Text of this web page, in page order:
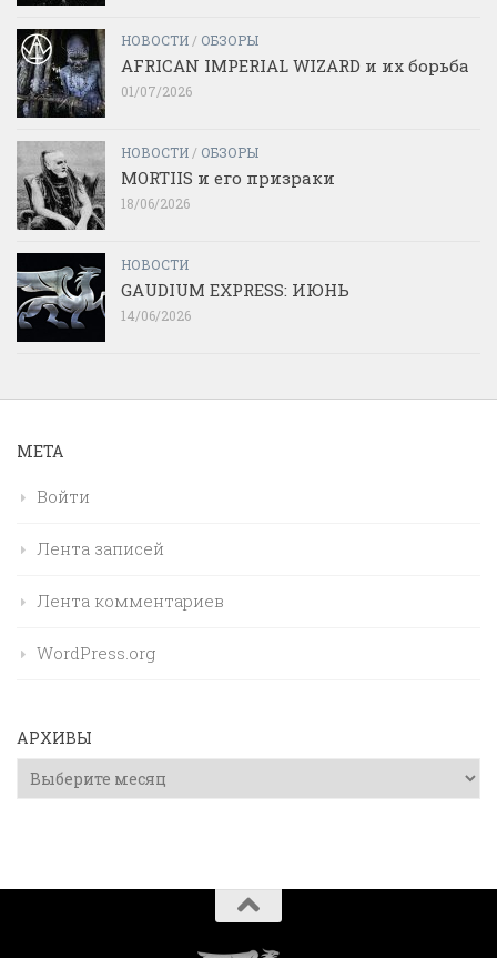
НОВОСТИ / ОБЗОРЫ
AFRICAN IMPERIAL WIZARD и их борьба
01/07/2026
НОВОСТИ / ОБЗОРЫ
MORTIIS и его призраки
18/06/2026
НОВОСТИ
GAUDIUM EXPRESS: ИЮНЬ
14/06/2026
МЕТА
Войти
Лента записей
Лента комментариев
WordPress.org
АРХИВЫ
Архивы